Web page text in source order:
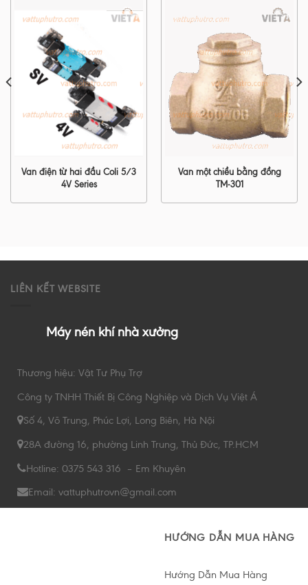
Van điện từ hai đầu Coli 5/3
4V Series
Van một chiều bằng đồng
TM-301
LIÊN KẾT WEBSITE
Máy nén khí nhà xưởng
Thương hiệu: Vật Tư Phụ Trợ
Công ty TNHH Thiết Bị Công Nghiệp và Dịch Vụ Việt Á
Số 4, Võ Trung, Phúc Lợi, Long Biên, Hà Nội
28A đường 16, phường Linh Trung, Thủ Đức, TP.HCM
Hotline: 0375 543 316 – Em Khuyên
Email: vattuphutrovn@gmail.com
HƯỚNG DẪN MUA HÀNG
Hướng Dẫn Mua Hàng